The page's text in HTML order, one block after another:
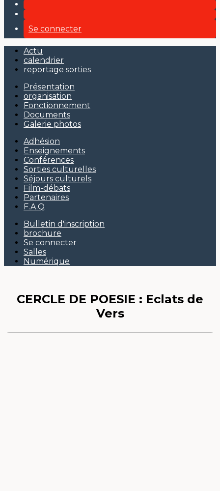
Se connecter
Actu
calendrier
reportage sorties
Présentation
organisation
Fonctionnement
Documents
Galerie photos
Adhésion
Enseignements
Conférences
Sorties culturelles
Séjours culturels
Film-débats
Partenaires
F.A.Q
Bulletin d'inscription
brochure
Se connecter
Salles
Numérique
CERCLE DE POESIE : Eclats de
Vers